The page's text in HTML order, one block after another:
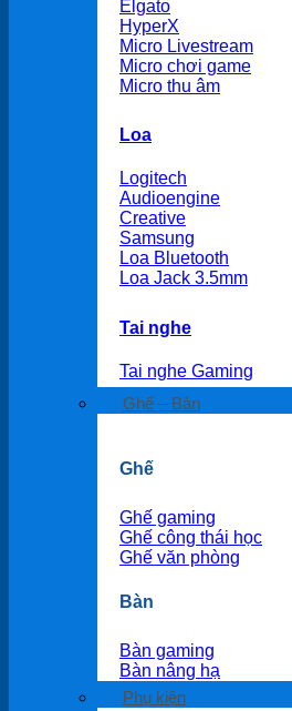
Elgato
HyperX
Micro Livestream
Micro chơi game
Micro thu âm
Loa
Logitech
Audioengine
Creative
Samsung
Loa Bluetooth
Loa Jack 3.5mm
Tai nghe
Tai nghe Gaming
Ghế – Bàn
Ghế
Ghế gaming
Ghế công thái học
Ghế văn phòng
Bàn
Bàn gaming
Bàn nâng hạ
Phụ kiện